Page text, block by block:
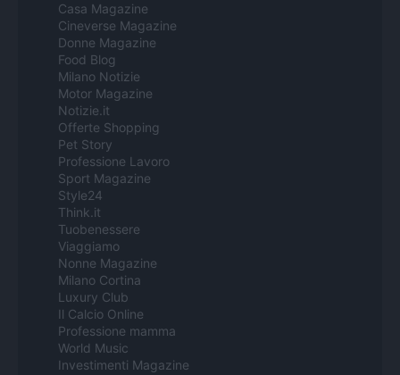
Casa Magazine
Cineverse Magazine
Donne Magazine
Food Blog
Milano Notizie
Motor Magazine
Notizie.it
Offerte Shopping
Pet Story
Professione Lavoro
Sport Magazine
Style24
Think.it
Tuobenessere
Viaggiamo
Nonne Magazine
Milano Cortina
Luxury Club
Il Calcio Online
Professione mamma
World Music
Investimenti Magazine